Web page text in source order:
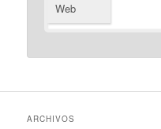
Web
ARCHIVOS